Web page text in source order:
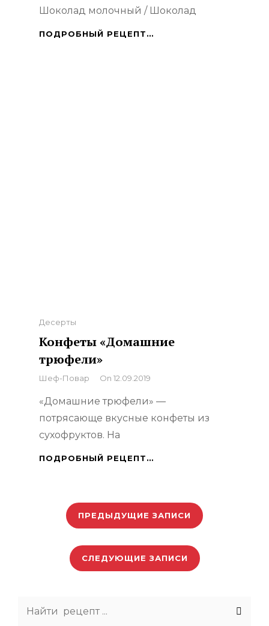
Шоколад молочный / Шоколад
ПОДРОБНЫЙ РЕЦЕПТ…
Categories
Десерты
Конфеты «Домашние
трюфели»
By
Шеф-Повар On 12.09.2019
«Домашние трюфели» —
потрясающе вкусные конфеты из
сухофруктов. На
ПОДРОБНЫЙ РЕЦЕПТ…
записям
ПРЕДЫДУЩИЕ ЗАПИСИ
СЛЕДУЮЩИЕ ЗАПИСИ
Search